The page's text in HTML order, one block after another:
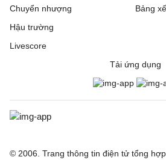
Chuyển nhượng
Hậu trường
Livescore
Bảng
Tải ứng dụng
© 2006. Trang thông tin điện tử tổng